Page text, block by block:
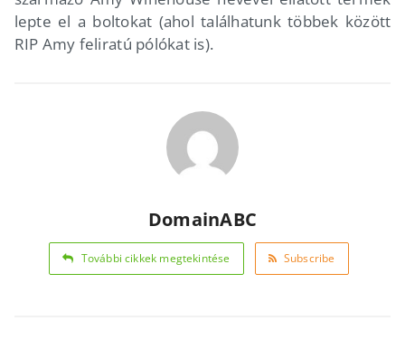
lepte el a boltokat (ahol találhatunk többek között
RIP Amy feliratú pólókat is).
DomainABC
További cikkek megtekintése Subscribe